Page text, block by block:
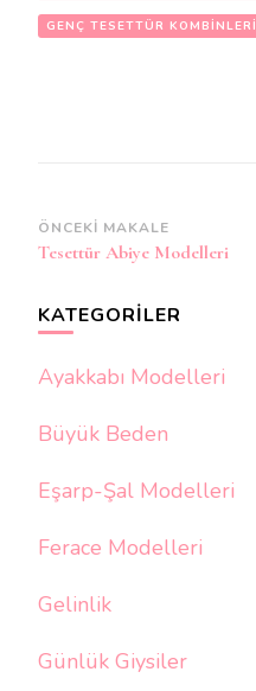
GENÇ TESETTÜR KOMBINLERI
Yazı
dolaşımı
ÖNCEKI MAKALE
Tesettür Abiye Modelleri
KATEGORILER
Ayakkabı Modelleri
Büyük Beden
Eşarp-Şal Modelleri
Ferace Modelleri
Gelinlik
Günlük Giysiler